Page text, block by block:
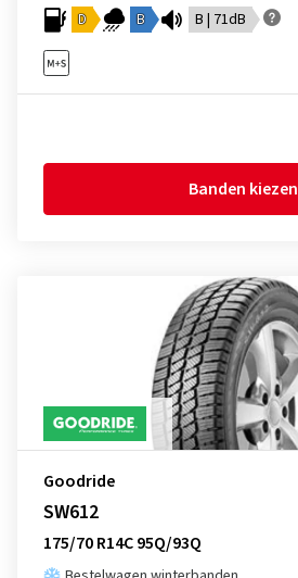
D B B | 71dB
Banden kiezen
Goodride
SW612
175/70 R14C 95Q/93Q